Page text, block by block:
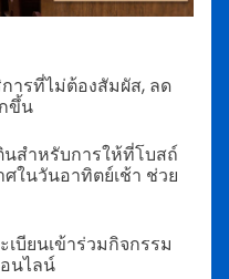
ารที่ไม่ต้องสัมผัส, ลด
ขึ้น
นสำหรับการให้ที่โบสถ์
ในวันอาทิตย์เช้า ช่วย
บียนเข้าร่วมกิจกรรม
นไลน์